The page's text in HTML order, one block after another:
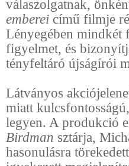
válaszolgatnak,
emberei című filmje
Lényegében mindkét
figyelmet, és
tényfeltáró újságírói
Látványos
miatt
legyen. A produkció
Birdman sztárja,
hasonulásra